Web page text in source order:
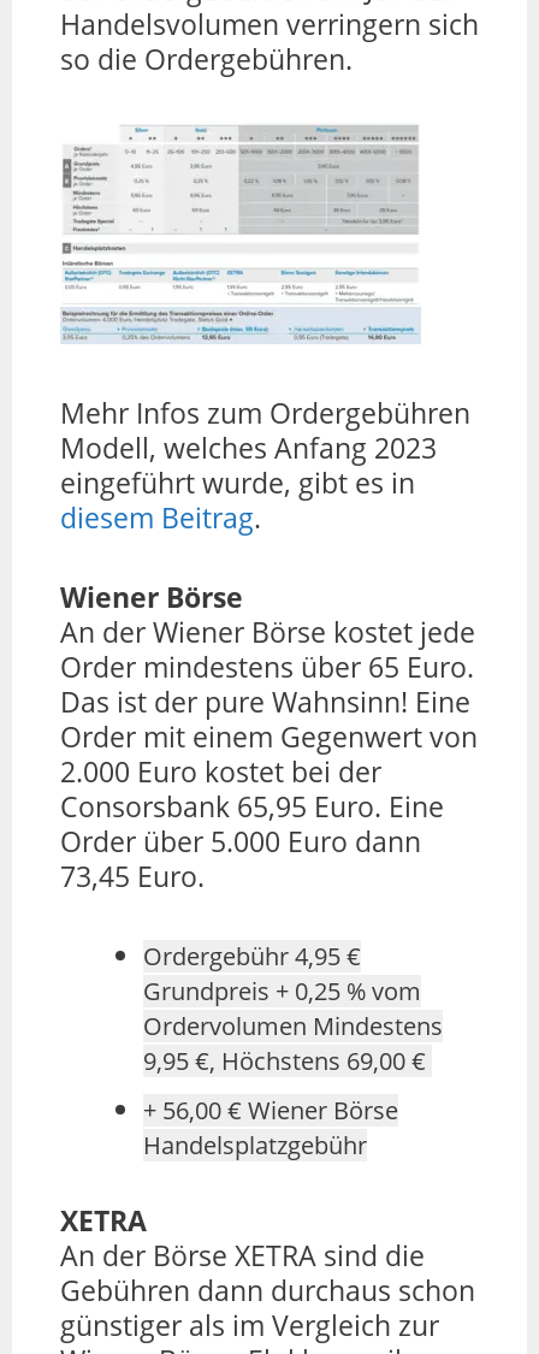
Handelsvolumen verringern sich
so die Ordergebühren.
Mehr Infos zum Ordergebühren
Modell, welches Anfang 2023
eingeführt wurde, gibt es in
diesem Beitrag.
Wiener Börse
An der Wiener Börse kostet jede
Order mindestens über 65 Euro.
Das ist der pure Wahnsinn! Eine
Order mit einem Gegenwert von
2.000 Euro kostet bei der
Consorsbank 65,95 Euro. Eine
Order über 5.000 Euro dann
73,45 Euro.
Ordergebühr 4,95 €
Grundpreis + 0,25 % vom
Ordervolumen Mindestens
9,95 €, Höchstens 69,00 €
+ 56,00 € Wiener Börse
Handelsplatzgebühr
XETRA
An der Börse XETRA sind die
Gebühren dann durchaus schon
günstiger als im Vergleich zur